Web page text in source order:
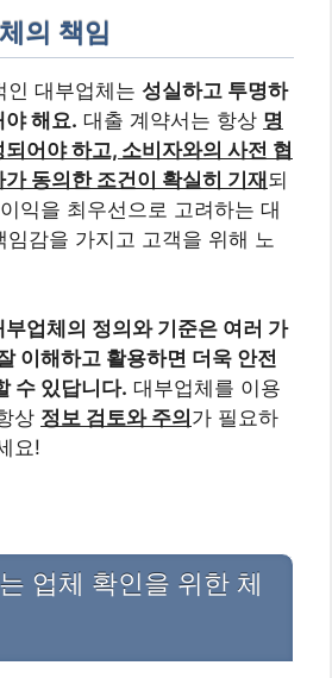
의 책임
인 대부업체는 성실하고 투명하
해요. 대출 계약서는 항상 명
어야 하고, 소비자와의 사전 협
동의한 조건이 확실히 기재되
익을 최우선으로 고려하는 대
임감을 가지고 고객을 위해 노
업체의 정의와 기준은 여러 가
이해하고 활용하면 더욱 안전
수 있답니다. 대부업체를 이용
상 정보 검토와 주의 가 필요하
요!
업체 확인을 위한 체